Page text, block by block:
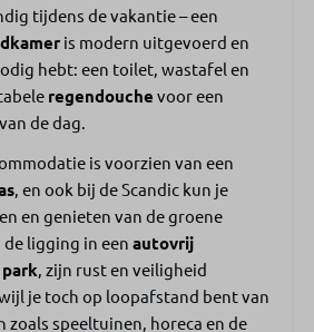
tijdens de vakantie – een
is modern uitgevoerd en
hebt: een toilet, wastafel en
regendouche voor een
de dag.
is voorzien van een
, en ook bij de Scandic kun je
en genieten van de groene
ligging in een autovrij
, zijn rust en veiligheid
je toch op loopafstand bent van
speeltuinen, horeca en de